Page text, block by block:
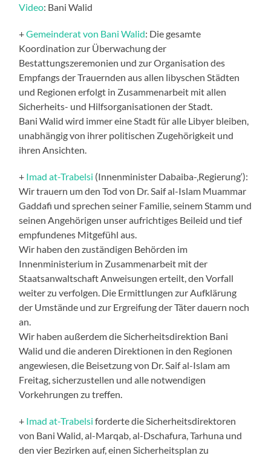
Video: Bani Walid
+Gemeinderat von Bani Walid: Die gesamte
Koordination zur Überwachung der
Bestattungszeremonien und zur Organisation des
Empfangs der Trauernden aus allen libyschen Städten
und Regionen erfolgt in Zusammenarbeit mit allen
Sicherheits- und Hilfsorganisationen der Stadt.
Bani Walid wird immer eine Stadt für alle Libyer bleiben,
unabhängig von ihrer politischen Zugehörigkeit und
ihren Ansichten.
+ Imad at-Trabelsi (Innenminister Dabaiba-‚Regierung‘):
Wir trauern um den Tod von Dr. Saif al-Islam Muammar
Gaddafi und sprechen seiner Familie, seinem Stamm und
seinen Angehörigen unser aufrichtiges Beileid und tief
empfundenes Mitgefühl aus.
Wir haben den zuständigen Behörden im
Innenministerium in Zusammenarbeit mit der
Staatsanwaltschaft Anweisungen erteilt, den Vorfall
weiter zu verfolgen. Die Ermittlungen zur Aufklärung
der Umstände und zur Ergreifung der Täter dauern noch
an.
Wir haben außerdem die Sicherheitsdirektion Bani
Walid und die anderen Direktionen in den Regionen
angewiesen, die Beisetzung von Dr. Saif al-Islam am
Freitag, sicherzustellen und alle notwendigen
Vorkehrungen zu treffen.
+ Imad at-Trabelsi forderte die Sicherheitsdirektoren
von Bani Walid, al-Marqab, al-Dschafura, Tarhuna und
den vier Bezirken auf, einen Sicherheitsplan zu